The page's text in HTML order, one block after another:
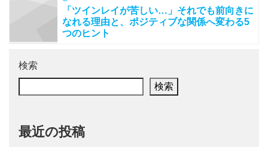
「ツインレイが苦しい…」それでも前向きに
なれる理由と、ポジティブな関係へ変わる5
つのヒント
検索
検索
最近の投稿